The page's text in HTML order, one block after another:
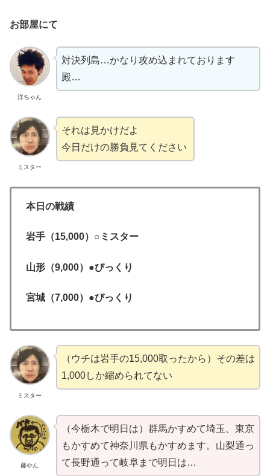
お部屋にて
洋ちゃん
対決列島…かなり攻め込まれております
殿…
ミスター
それは見かけだよ
今日だけの勝負見てください
本日の戦績
岩手（15,000）○ミスター
山形（9,000）●びっくり
宮城（7,000）●びっくり
ミスター
（ウチは岩手の15,000取ったから）その差は
1,000しか縮められてない
藤やん
（今栃木で明日は）群馬かすめて埼玉、東京
もかすめて神奈川県もかすめます。山梨通っ
て長野通って岐阜まで明日は…